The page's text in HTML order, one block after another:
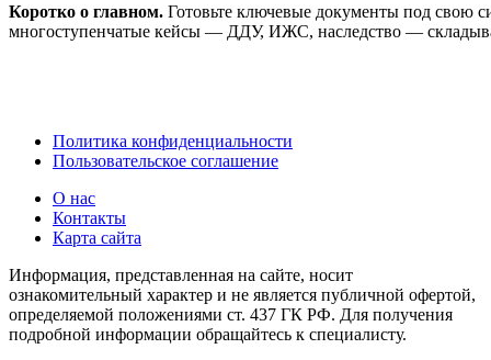
Коротко о главном. Готовьте ключевые документы под свою
многоступенчатые кейсы — ДДУ, ИЖС, наследство —
Политика конфиденциальности
Пользовательское соглашение
О нас
Контакты
Карта сайта
Информация, представленная на сайте, носит
ознакомительный характер и не является публичной офертой,
определяемой положениями ст. 437 ГК РФ. Для получения
подробной информации обращайтесь к специалисту.